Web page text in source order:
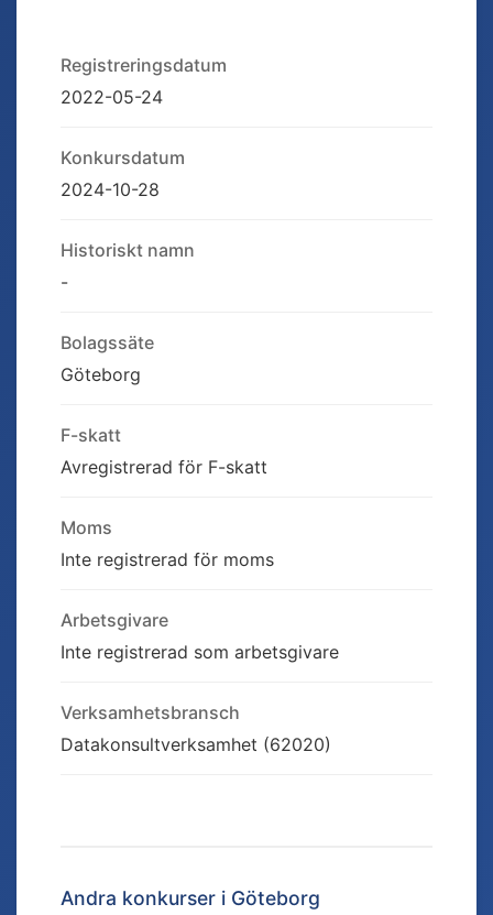
Registreringsdatum
2022-05-24
Konkursdatum
2024-10-28
Historiskt namn
-
Bolagssäte
Göteborg
F-skatt
Avregistrerad för F-skatt
Moms
Inte registrerad för moms
Arbetsgivare
Inte registrerad som arbetsgivare
Verksamhetsbransch
Datakonsultverksamhet (62020)
Andra konkurser i Göteborg